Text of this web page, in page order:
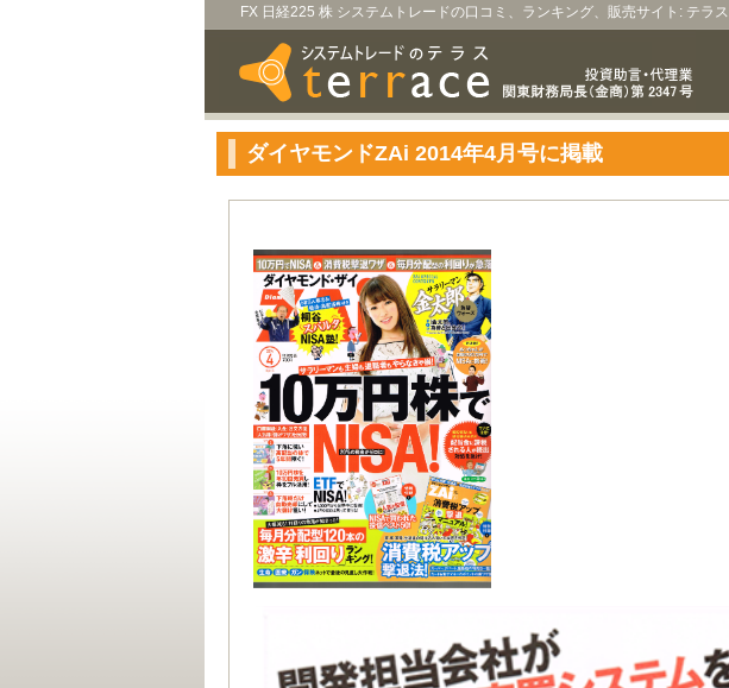
FX 日経225 株 システムトレードの口コミ、ランキング、販売サイト: テラス
ダイヤモンドZAi 2014年4月号に掲載